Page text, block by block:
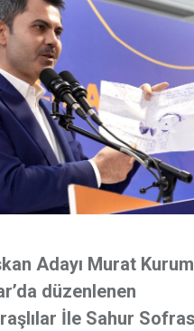
Adayı Murat
düzenlenen
İle Sahur